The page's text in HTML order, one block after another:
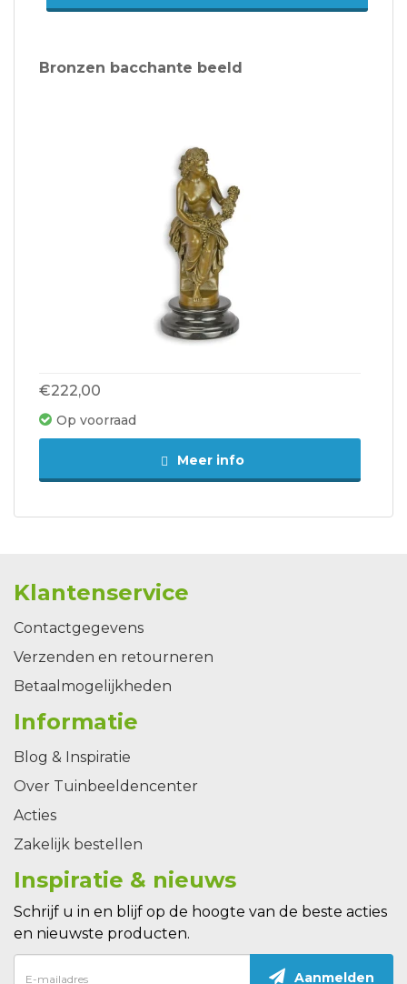
Bronzen bacchante beeld
€222,00
Op voorraad
Meer info
Klantenservice
Contactgegevens
Verzenden en retourneren
Betaalmogelijkheden
Informatie
Blog & Inspiratie
Over Tuinbeeldencenter
Acties
Zakelijk bestellen
Inspiratie & nieuws
Schrijf u in en blijf op de hoogte van de beste acties
en nieuwste producten.
Aanmelden